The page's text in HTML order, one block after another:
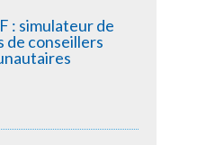
: simulateur de
de conseillers